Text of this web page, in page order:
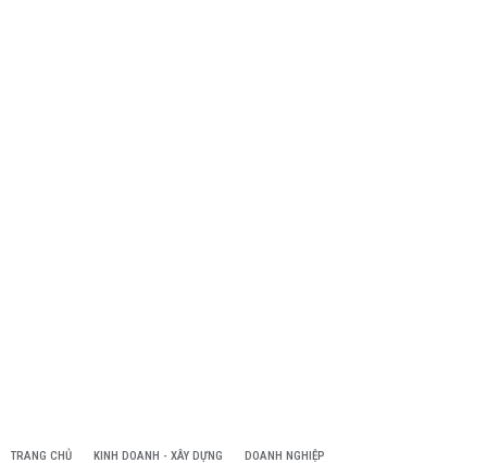
TRANG CHỦ KINH DOANH - XÂY DỰNG DOANH NGHIỆP